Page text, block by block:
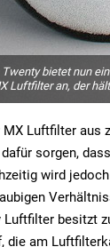
Twenty bietet nun
Luftfilter an, der
Luftfilter aus
sorgen,
wird
Luftfilter besitzt
die am